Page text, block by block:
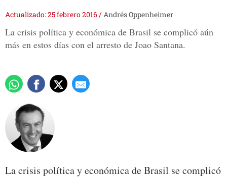
Actualizado: 25 febrero 2016/Andrés Oppenheimer
La crisis política y económica de Brasil se complicó aún
más en estos días con el arresto de Joao Santana.
La crisis política y económica de Brasil se complicó